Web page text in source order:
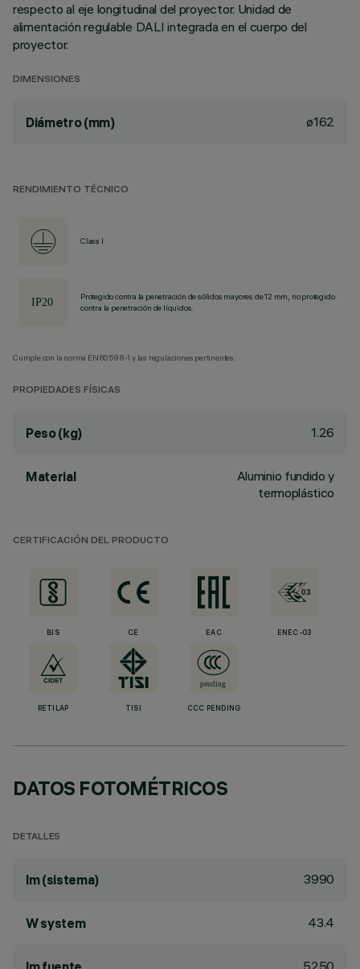
respecto al eje longitudinal del proyector. Unidad de
alimentación regulable DALI integrada en el cuerpo del
proyector.
DIMENSIONES
Diámetro (mm) ø162
RENDIMIENTO TÉCNICO
Class I
Protegido contra la penetración de sólidos mayores de 12 mm, no protegido
contra la penetración de líquidos.
Cumple con la norma EN60598-1 y las regulaciones pertinentes.
PROPIEDADES FÍSICAS
Peso (kg) 1.26
Material
Aluminio fundido y
termoplástico
CERTIFICACIÓN DEL PRODUCTO
BIS CE EAC ENEC-03
RETILAP TISI CCC PENDING
DATOS FOTOMÉTRICOS
DETALLES
lm (sistema) 3990
W system 43.4
5250